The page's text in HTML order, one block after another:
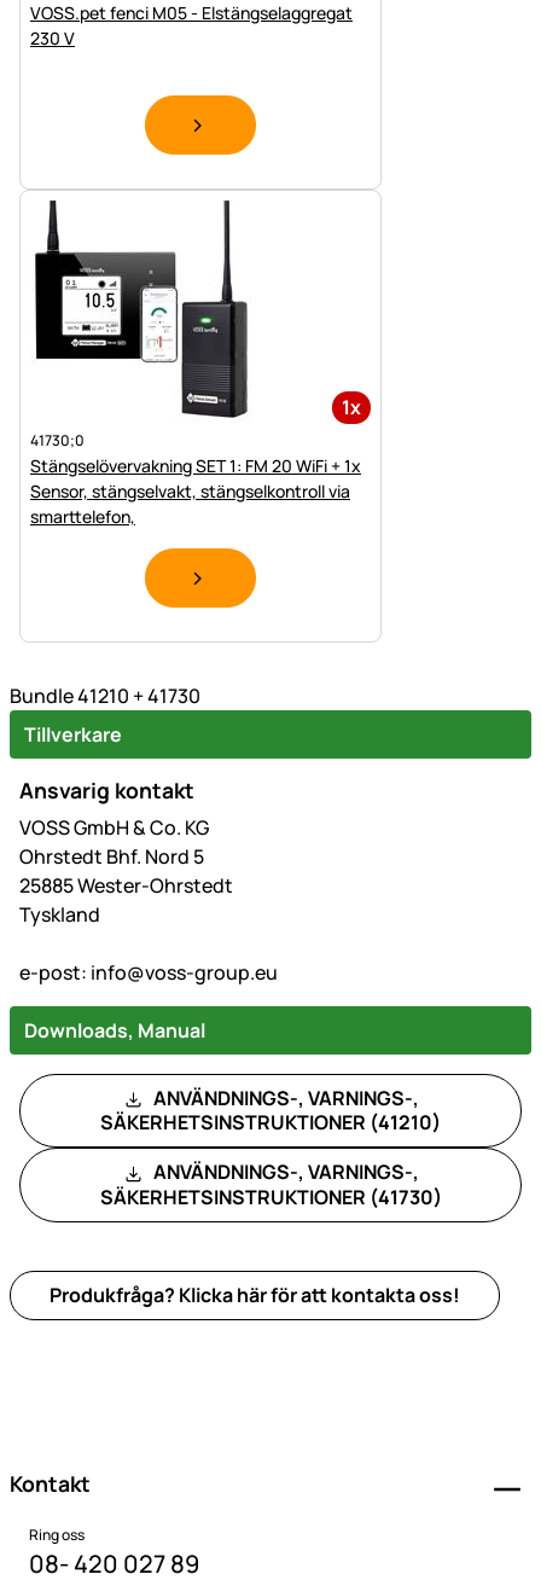
VOSS.pet fenci M05 - Elstängselaggregat
230 V
1x
41730;0
Stängselövervakning SET 1: FM 20 WiFi + 1x
Sensor, stängselvakt, stängselkontroll via
smarttelefon,
Bundle 41210 + 41730
Tillverkare
Ansvarig kontakt
VOSS GmbH & Co. KG
Ohrstedt Bhf. Nord 5
25885 Wester-Ohrstedt
Tyskland
e-post: info@voss-group.eu
Downloads, Manual
ANVÄNDNINGS-, VARNINGS-,
SÄKERHETSINSTRUKTIONER (41210)
ANVÄNDNINGS-, VARNINGS-,
SÄKERHETSINSTRUKTIONER (41730)
Produkfråga? Klicka här för att kontakta oss!
Kontakt
Ring oss
08- 420 027 89